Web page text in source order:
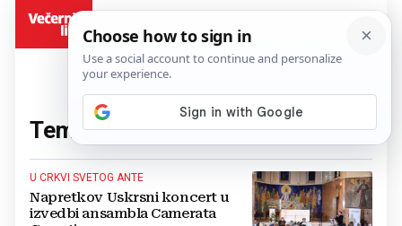
Tema:Uskrs(202 članaka)
U CRKVI SVETOG ANTE
Napretkov Uskrsni koncert u
izvedbi ansambla Camerata